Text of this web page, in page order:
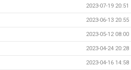
2023-07-19 20:51
2023-06-13 20:55
2023-05-12 08:00
2023-04-24 20:28
2023-04-16 14:58